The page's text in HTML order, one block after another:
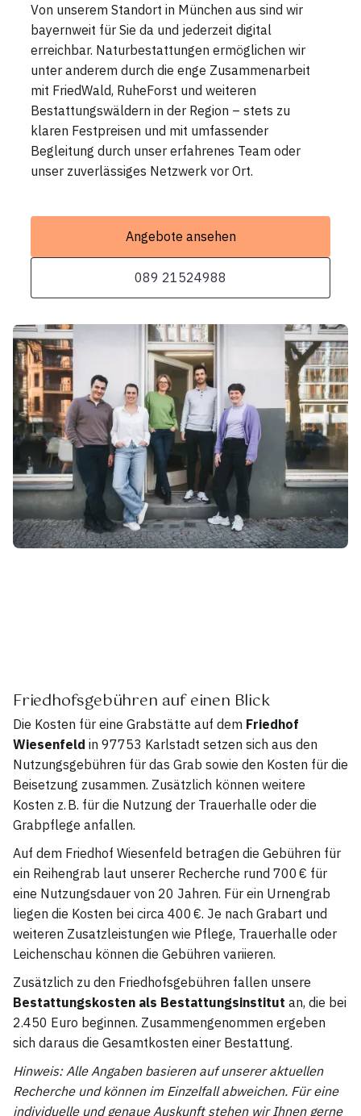
Von unserem Standort in München aus sind wir
bayernweit für Sie da und jederzeit digital
erreichbar. Naturbestattungen ermöglichen wir
unter anderem durch die enge Zusammenarbeit
mit FriedWald, RuheForst und weiteren
Bestattungswäldern in der Region – stets zu
klaren Festpreisen und mit umfassender
Begleitung durch unser erfahrenes Team oder
unser zuverlässiges Netzwerk vor Ort.
Angebote ansehen
089 21524988
Friedhofsgebühren auf einen Blick
Die Kosten für eine Grabstätte auf dem Friedhof
Wiesenfeld in 97753 Karlstadt setzen sich aus den
Nutzungsgebühren für das Grab sowie den Kosten für die
Beisetzung zusammen. Zusätzlich können weitere
Kosten z. B. für die Nutzung der Trauerhalle oder die
Grabpflege anfallen.
Auf dem Friedhof Wiesenfeld betragen die Gebühren für
ein Reihengrab laut unserer Recherche rund 700 € für
eine Nutzungsdauer von 20 Jahren. Für ein Urnengrab
liegen die Kosten bei circa 400 €. Je nach Grabart und
weiteren Zusatzleistungen wie Pflege, Trauerhalle oder
Leichenschau können die Gebühren variieren.
Zusätzlich zu den Friedhofsgebühren fallen unsere
Bestattungskosten als Bestattungsinstitut an, die bei
2.450 Euro beginnen. Zusammengenommen ergeben
sich daraus die Gesamtkosten einer Bestattung.
Hinweis: Alle Angaben basieren auf unserer aktuellen
Recherche und können im Einzelfall abweichen. Für eine
individuelle und genaue Auskunft stehen wir Ihnen gerne